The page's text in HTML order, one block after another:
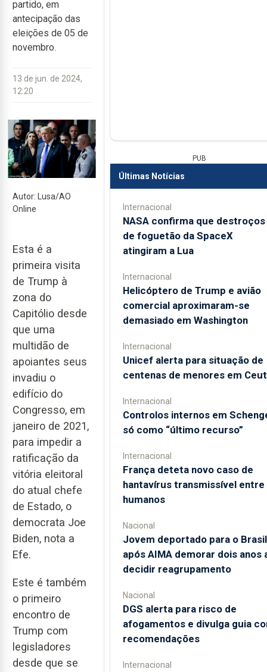
partido, em
antecipação das
eleições de 05 de
novembro.
13 de jun. de 2024,
12:20
Autor: Lusa/AO
Online
Esta é a
primeira visita
de Trump à
zona do
Capitólio desde
que uma
multidão de
apoiantes seus
invadiu o
edifício do
Congresso, em
janeiro de 2021,
para impedir a
ratificação da
vitória eleitoral
do atual chefe
de Estado, o
democrata Joe
Biden, nota a
Efe.
Este é também
o primeiro
encontro de
Trump com
legisladores
desde que se
PUB
Últimas Notícias
Internacional
NASA confirma que destroços
de foguetão da SpaceX
atingiram a Lua
Internacional
Helicóptero de Trump e avião
comercial aproximaram-se
demasiado em Washington
Internacional
Unicef alerta para situação de
centenas de menores em
Internacional
Controlos internos em
só como “último recurso”
Internacional
França deteta novo caso de
hantavírus transmissível entre
humanos
Nacional
Jovem deportado para o Brasil
após AIMA demorar dois anos
decidir reagrupamento
Nacional
DGS alerta para risco de
afogamentos e divulga guia
recomendações
Internacional